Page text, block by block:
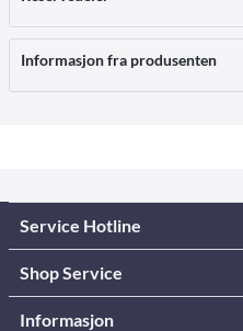
Informasjon fra produsenten
Service Hotline
Shop Service
Informasjon